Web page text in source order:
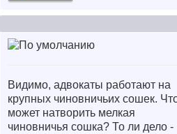
Видимо, адвокаты работают на
крупных чиновничьих сошек.
может натворить мелкая
чиновничья сошка? То ли дело -